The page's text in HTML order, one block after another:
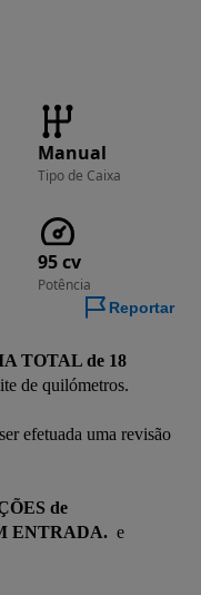
Manual
Tipo de Caixa
95 cv
Potência
Reportar
TOTAL de 18
de quilómetros.
efetuada uma revisão
de
ENTRADA.